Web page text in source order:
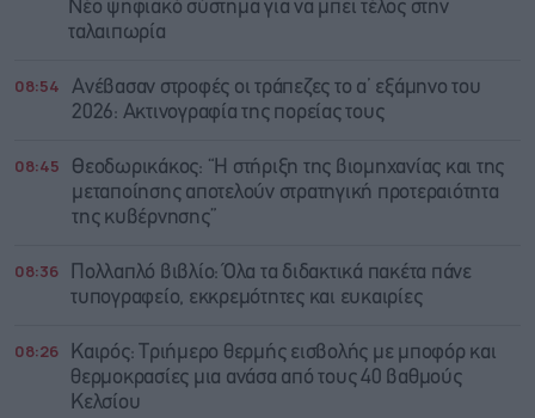
Νέο ψηφιακό σύστημα για να μπει τέλος στην
ταλαιπωρία
08:54
Ανέβασαν στροφές οι τράπεζες το α’ εξάμηνο του
2026: Ακτινογραφία της πορείας τους
08:45
Θεοδωρικάκος: “Η στήριξη της βιομηχανίας και της
μεταποίησης αποτελούν στρατηγική προτεραιότητα
της κυβέρνησης”
08:36
Πολλαπλό βιβλίο: Όλα τα διδακτικά πακέτα πάνε
τυπογραφείο, εκκρεμότητες και ευκαιρίες
08:26
Καιρός: Τριήμερο θερμής εισβολής με μποφόρ και
θερμοκρασίες μια ανάσα από τους 40 βαθμούς
Κελσίου